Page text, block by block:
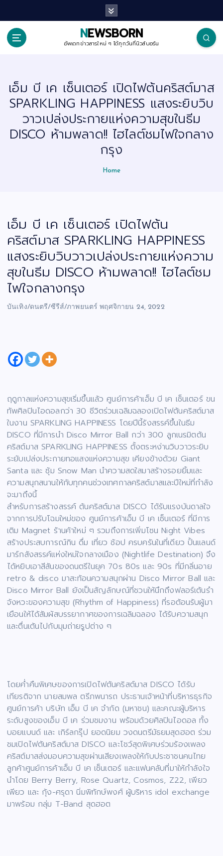
i
NEWSBORN
อัพเดทข่าวสารใหม่ ๆ ได้ทุกวันที่นิวส์บอร์น
เอ็ม บี เค เซ็นเตอร์ เปิดไฟต้นคริสต์มาส
SPARKLING HAPPINESS แสงระยิบวิบ
วาวเปล่งประกายแห่งความสุขในธีม
DISCO ห้ามพลาด!! ไฮไลต์ชมไฟใจกลาง
กรุง
Home
เอ็ม บี เค เซ็นเตอร์ เปิดไฟต้น
คริสต์มาส SPARKLING HAPPINESS
แสงระยิบวิบวาวเปล่งประกายแห่งความ
สุขในธีม DISCO ห้ามพลาด!! ไฮไลต์ชม
ไฟใจกลางกรุง
บันเทิง/ดนตรี/ซีรีส์/ภาพยนตร์ พฤศจิกายน 24, 2022
ฤดูกาลแห่งความสุขเริ่มขึ้นแล้ว ศูนย์การค้าเอ็ม บี เค เซ็นเตอร์ ขน
ทัพศิลปินไอดอลกว่า 30 ชีวิตร่วมเฉลิมฉลองเปิดไฟต้นคริสต์มาส
ในงาน SPARKLING HAPPINESS โดยปีนี้รังสรรค์ขึ้นในธีม
DISCO ที่มีการนำ Disco Mirror Ball กว่า 300 ลูกเนรมิตต้น
คริสต์มาส SPARKLING HAPPINESS ตั้งตระหง่านวิบวาวระยิบ
ระยับเปล่งประกายทอแสงแห่งความสุข เคียงข้างด้วย Giant
Santa และ ซุ้ม Snow Man นำความสดใสมาสร้างรอยยิ้มและ
ความสนุกสนานให้กับทุกคนช่วงเทศกาลคริสต์มาสและปีใหม่ที่กำลัง
จะมาถึงนี้
สำหรับการสร้างสรรค์ ต้นคริสต์มาส DISCO ได้รับแรงบันดาลใจ
จากการปรับโฉมใหม่ของ ศูนย์การค้าเอ็ม บี เค เซ็นเตอร์ ที่มีการ
เติม Magnet ร้านค้าใหม่ ๆ รวมถึงการเพิ่มโซน Night Vibes
สร้างประสบการณ์กิน ดื่ม เที่ยว ช้อป ครบครันในที่เดียว ปั้นแลนด์
มาร์กสังสรรค์แห่งใหม่ใจกลางเมือง (Nightlife Destination) จึง
ได้หยิบเอาสีสันของดนตรีในยุค 70s 80s และ 90s ที่มีกลิ่นอาย
retro & disco มาสะท้อนความสนุกผ่าน Disco Mirror Ball และ
Disco Mirror Ball ยังเป็นสัญลักษณ์ที่ชวนให้นึกถึงฟลอร์เต้นรำ
จังหวะของความสุข (Rhythm of Happiness) ที่รอต้อนรับผู้มา
เยือนให้ได้สัมผัสบรรยากาศของการเฉลิมฉลอง ได้รับความสนุก
และตื่นเต้นไปกับมุมถ่ายรูปต่าง ๆ
โดยค่ำคืนพิเศษของการเปิดไฟต้นคริสต์มาส DISCO ได้รับ
เกียรติจาก นายสมพล ตรีภพนารถ ประธานเจ้าหน้าที่บริหารธุรกิจ
ศูนย์การค้า บริษัท เอ็ม บี เค จำกัด (มหาชน) และคณะผู้บริหาร
ระดับสูงของเอ็ม บี เค ร่วมชมงาน พร้อมด้วยศิลปินไอดอล ทั้ง
บอยแบนด์ และ เกิร์ลกรุ๊ป ยอดนิยม วงดนตรีมัธยมสุดฮอต ร่วม
ชมเปิดไฟต้นคริสต์มาส DISCO และโชว์สุดพิเศษร่วมร้องเพลง
คริสต์มาสส่งมอบความสุขผ่านเสียงเพลงให้กับประชาชนคนไทย
ลูกค้าศูนย์การค้าเอ็ม บี เค เซ็นเตอร์ และแฟนคลับที่มาให้กำลังใจ
นำโดย Berry Berry, Rose Quartz, Cosmos, Z22, เพียว
เพียว และ กุ้ง-ศรุดา นิ่มพิทักษ์พงศ์ ผู้บริหาร idol exchange
มาพร้อม กลุ่ม T-Band สุดฮอต